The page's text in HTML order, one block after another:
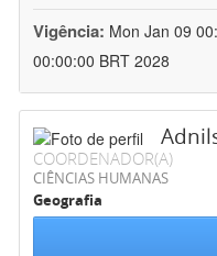
Vigência: Mon Jan 09
00:00:00 BRT 2028
COORDENADOR(A)
CIÊNCIAS HUMANAS
Geografia